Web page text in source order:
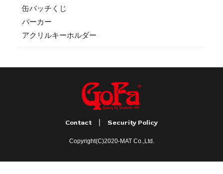
缶バッチくじ
パーカー
アクリルキーホルダー
Contact | Security Policy
Copyright(C)2020-MAT Co.,Ltd.